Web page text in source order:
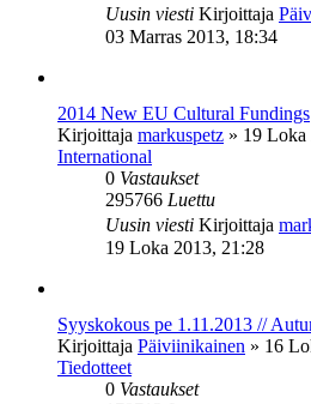
Uusin viesti Kirjoittaja
03 Marras 2013, 18:34
2014 New EU Cultural Fundings
Kirjoittaja markuspetz » 19 Loka
International
0 Vastaukset
295766 Luettu
Uusin viesti Kirjoittaja
19 Loka 2013, 21:28
Syyskokous pe 1.11.2013 //
Kirjoittaja Päiviinikainen » 16
Tiedotteet
0 Vastaukset